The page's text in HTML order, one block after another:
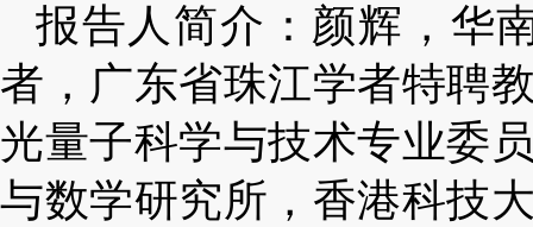
报告人简介：颜辉，华
者，广东省珠江学者特聘
光量子科学与技术专业委
与数学研究所，香港科技